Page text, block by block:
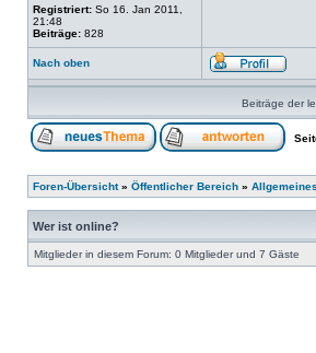
Registriert: So 16. Jan 2011,
21:48
Beiträge: 828
Nach oben
Beiträge der
Foren-Übersicht» Öffentlicher Bereich » Allgemeines
Wer ist online?
Mitglieder in diesem Forum: 0 Mitglieder und 7 Gäste